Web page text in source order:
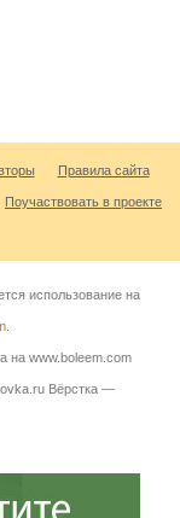
Правила сайта
Поучаствовать в проекте
использование на
на www.boleem.com
Вёрстка —